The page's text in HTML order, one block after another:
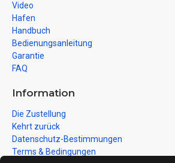
Video
Hafen
Handbuch
Bedienungsanleitung
Garantie
FAQ
Information
Die Zustellung
Kehrt zurück
Datenschutz-Bestimmungen
Terms & Bedingungen